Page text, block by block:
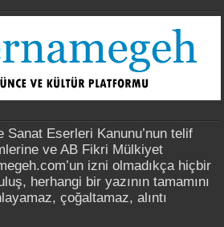
Sanat Eserleri Kanunu’nun telif
ve AB Fikri Mülkiyet
izni olmadıkça hiçbir
herhangi bir yazının tamamını
çoğaltamaz, alıntı